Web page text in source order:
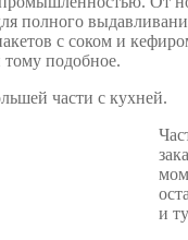
полного
с соком и
тому подобное.
части с кухней.
и